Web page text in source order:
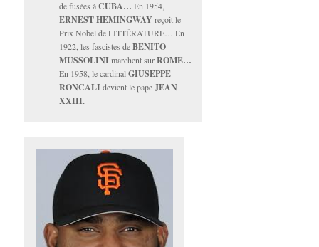
de fusées àCUBA… En 1954,
ERNEST HEMINGWAY reçoit le
Prix Nobel de LITTÉRATURE… En
1922, les fascistes deBENITO
MUSSOLINI marchent surROME…
En 1958, le cardinalGIUSEPPE
RONCALI devient le papeJEAN
XXIII.